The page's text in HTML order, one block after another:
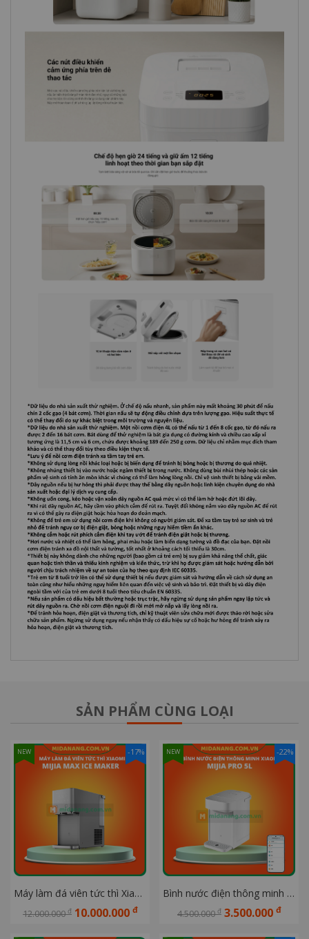
SẢN PHẨM CÙNG LOẠI
Máy làm đá viên tức thì Xiaomi Mijia Max Ice Maker
12.000.000đ 10.000.000 đ
-17%
NEW
Bình nước điện thông minh Xiaomi Mijia Pro 5L
4.500.000đ 3.500.000 đ
-22%
NEW